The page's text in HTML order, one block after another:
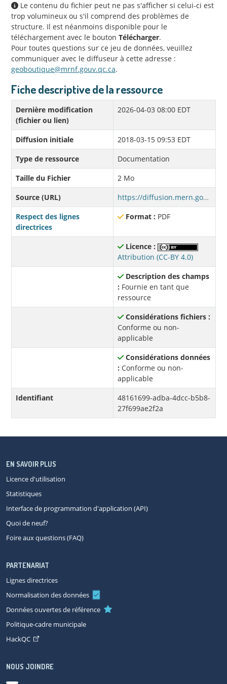
Le contenu du fichier peut ne pas s'afficher si celui-ci est
trop volumineux ou s'il comprend des problèmes de
structure. Il est néanmoins disponible pour le
téléchargement avec le bouton Télécharger.
Pour toutes questions sur ce jeu de données, veuillez
communiquer avec le diffuseur à cette adresse :
geoboutique@mrnf.gouv.qc.ca.
Fiche descriptive de la ressource
Dernière modification
(fichier ou lien)
2026-04-03 08:00 EDT
Diffusion initiale
2018-03-15 09:53 EDT
Type de ressource
Documentation
Taille du Fichier
2 Mo
Source (URL)
https://diffusion.mern.gouv.qc.ca/diffusion/RGQ/Vectoriel/Documentation/AdressesQuebec/guide_utilisateurs.pdf
Respect des lignes
directrices
Format : PDF
Licence :
Attribution (CC-BY 4.0)
Description des champs
: Fournie en tant que
ressource
Considérations fichiers :
Conforme ou non-
applicable
Considérations données
: Conforme ou non-
applicable
Identifiant
48161699-adba-4dcc-b5b8-
27f699ae2f2a
EN SAVOIR PLUS
Licence d'utilisation
Statistiques
Interface de programmation d'application (API)
Quoi de neuf?
Foire aux questions (FAQ)
PARTENARIAT
Lignes directrices
Normalisation des données
Données ouvertes de référence
Politique-cadre municipale
HackQC
NOUS JOINDRE